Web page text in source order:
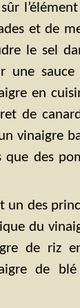
et de
le sel
une
en
de
vinaigre
que des
un des
du
de riz
de